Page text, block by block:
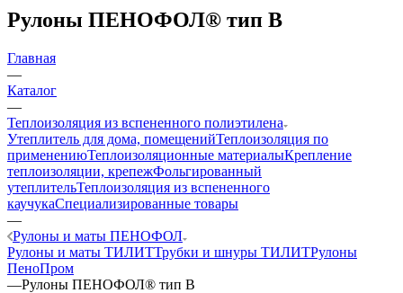
Рулоны ПЕНОФОЛ® тип B
Главная
—
Каталог
—
Теплоизоляция из вспененного полиэтилена
Утеплитель для дома, помещенийТеплоизоляция по
применениюТеплоизоляционные материалыКрепление
теплоизоляции, крепежФольгированный
утеплительТеплоизоляция из вспененного
каучукаСпециализированные товары
—
Рулоны и маты ПЕНОФОЛ
Рулоны и маты ТИЛИТТрубки и шнуры ТИЛИТРулоны
ПеноПром
—Рулоны ПЕНОФОЛ® тип B